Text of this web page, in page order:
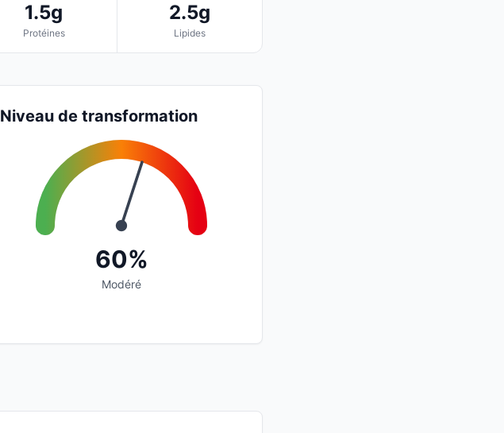
1.5g
Protéines
2.5g
Lipides
Niveau de transformation
60%
Modéré